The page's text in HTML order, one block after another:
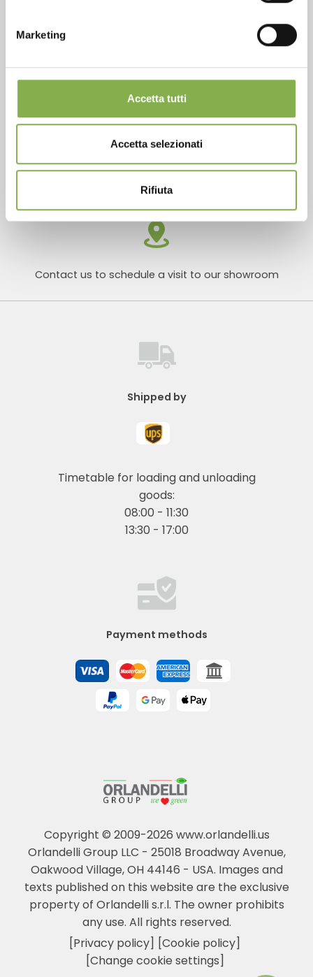
Marketing
Accetta tutti
Accetta selezionati
Rifiuta
Customized projects for plant and flower sales
Contact us to schedule a visit to our showroom
Copyright © 2009-2026 www.orlandelli.us
Orlandelli Group LLC - 25018 Broadway Avenue,
Oakwood Village, OH 44146 - USA. Images and
texts published on this website are the exclusive
property of Orlandelli s.r.l. The owner prohibits
any use. All rights reserved.
[Privacy policy] [Cookie policy]
[Change cookie settings]
Shipped by
Timetable for loading and unloading
goods:
08:00 - 11:30
13:30 - 17:00
Payment methods